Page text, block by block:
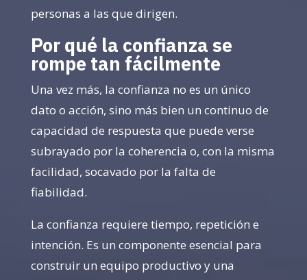
personas a las que dirigen.
Por qué la confianza se
rompe tan fácilmente
Una vez más, la confianza no es un único
dato o acción, sino más bien un continuo de
capacidad de respuesta que puede verse
subrayado por la coherencia o, con la misma
facilidad, socavado por la falta de
fiabilidad.
La confianza requiere tiempo, repetición e
intención. Es un componente esencial para
construir un equipo productivo y una